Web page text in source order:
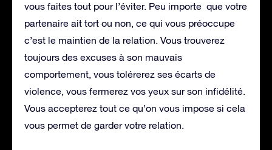
vous faites tout pour l’éviter. Peu importe que votre
partenaire ait tort ou non, ce qui vous préoccupe
c’est le maintien de la relation. Vous trouverez
toujours des excuses à son mauvais
comportement, vous tolérerez ses écarts de
violence, vous fermerez vos yeux sur son infidélité.
Vous accepterez tout ce qu’on vous impose si cela
vous permet de garder votre relation.